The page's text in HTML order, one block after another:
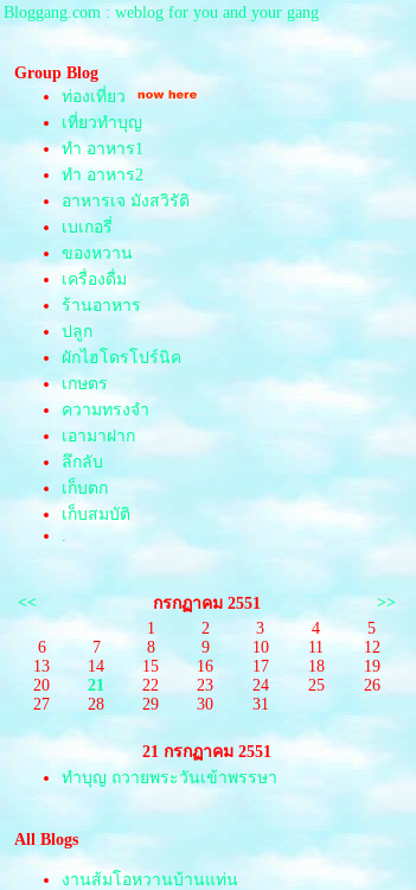
Bloggang.com : weblog for you and your gang
Group Blog
ท่องเที่ยว
เที่ยวทำบุญ
ทำ อาหาร1
ทำ อาหาร2
อาหารเจ มังสวิรัติ
เบเกอรี่
ของหวาน
เครื่องดื่ม
ร้านอาหาร
ปลูก
ผักไฮโดรโปร์นิค
เกษตร
ความทรงจำ
เอามาฝาก
ลึกลับ
เก็บตก
เก็บสมบัติ
.
<< กรกฏาคม 2551
>>
1
2 3 4
5
6
7 8 9 10 11
12
13
14 15 16 17 18
19
20
21 22 23 24 25
26
27
28 29 30 31
21 กรกฏาคม 2551
ทำบุญ ถวายพระวันเข้าพรรษา
All Blogs
งานส้มโอหวานบ้านแท่น